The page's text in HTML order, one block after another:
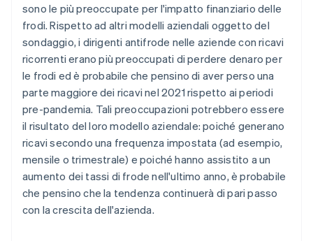
sono le più preoccupate per l'impatto finanziario delle
frodi. Rispetto ad altri modelli aziendali oggetto del
sondaggio, i dirigenti antifrode nelle aziende con ricavi
ricorrenti erano più preoccupati di perdere denaro per
le frodi ed è probabile che pensino di aver perso una
parte maggiore dei ricavi nel 2021 rispetto ai periodi
pre-pandemia. Tali preoccupazioni potrebbero essere
il risultato del loro modello aziendale: poiché generano
ricavi secondo una frequenza impostata (ad esempio,
mensile o trimestrale) e poiché hanno assistito a un
aumento dei tassi di frode nell'ultimo anno, è probabile
che pensino che la tendenza continuerà di pari passo
con la crescita dell'azienda.